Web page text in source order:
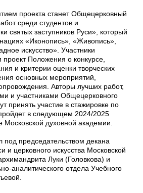
проекта станет Общецерковный
среди студентов и
святых заступников Руси», который
«Иконопись», «Живопись»,
искусство». Участники
Положения о конкурсе,
и критерии оценки творческих
основных мероприятий,
Авторы лучших работ,
и участниками Общецерковного
принять участие в стажировке по
в следующем 2024/2025
Московской духовной академии.
под председательством декана
и церковного искусства Московской
Луки (Головкова) и
аналитического отдела Учебного